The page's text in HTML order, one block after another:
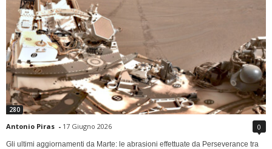
280
Antonio Piras - 17 Giugno 2026 0
Gli ultimi aggiornamenti da Marte: le abrasioni effettuate da Perseverance tra